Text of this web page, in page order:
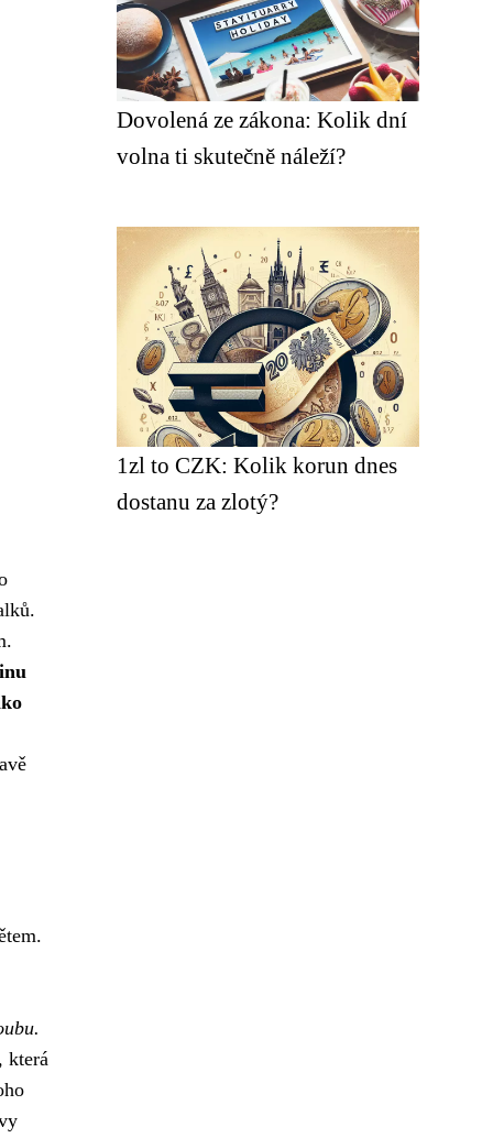
která
Dovolená ze zákona: Kolik dní
volna ti skutečně náleží?
1zl to CZK: Kolik korun dnes
dostanu za zlotý?